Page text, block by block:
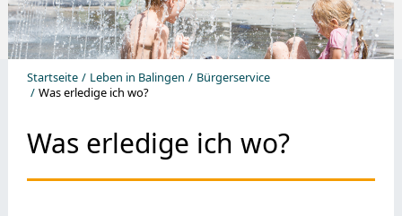
Startseite Leben in Balingen
Bürgerservice
Was erledige ich wo?
Was erledige ich wo?